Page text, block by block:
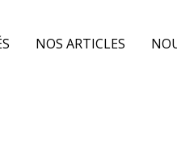
NOS ARTICLES